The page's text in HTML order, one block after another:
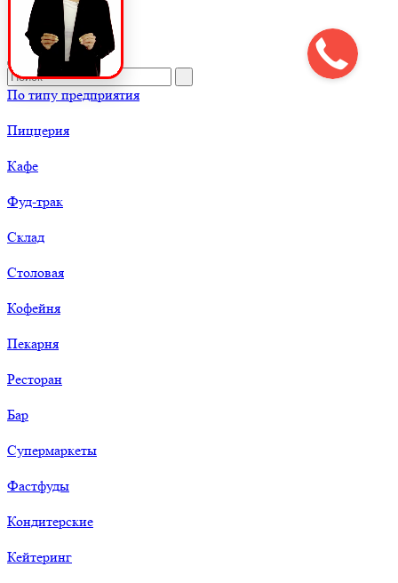
По типу предприятия
Пиццерия
Кафе
Фуд-трак
Склад
Столовая
Кофейня
Пекарня
Ресторан
Бар
Супермаркеты
Фастфуды
Кондитерские
Кейтеринг